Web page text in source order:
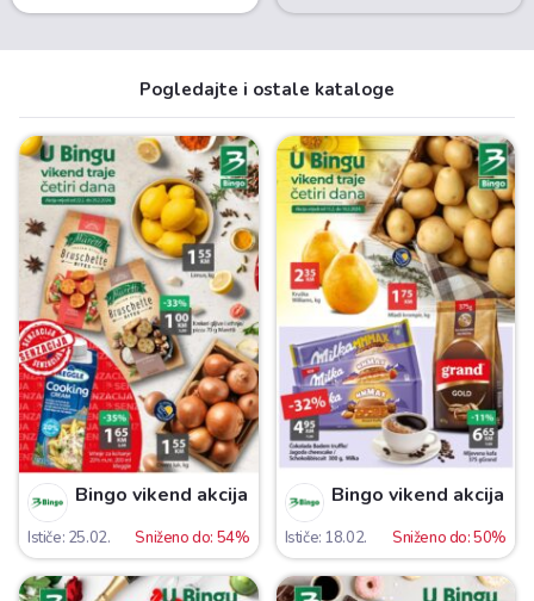
Pogledajte i ostale kataloge
Bingo vikend akcija
Ističe: 25.02. Sniženo do: 54%
Bingo vikend akcija
Ističe: 18.02. Sniženo do: 50%